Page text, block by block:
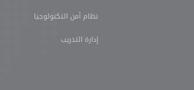
نظام أمن التكنولوجيا
إدارة التدريب